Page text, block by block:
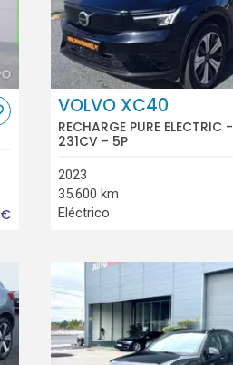
€
VOLVO XC40
RECHARGE PURE ELECTRIC -
231CV - 5P
2023
35.600 km
Eléctrico